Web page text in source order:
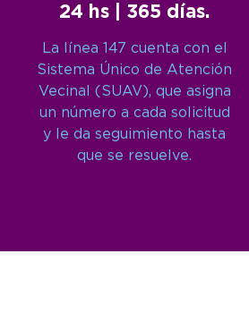
24 hs | 365 días.
La línea 147 cuenta con el
Sistema Único de Atención
Vecinal (SUAV), que asigna
un número a cada solicitud
y le da seguimiento hasta
que se resuelve.